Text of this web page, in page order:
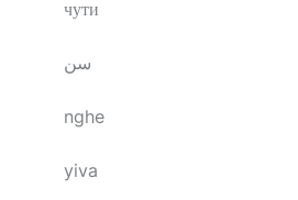
чути
سن
nghe
yiva